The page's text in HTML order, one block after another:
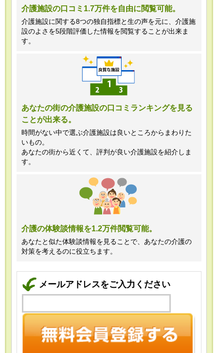
が、これによる個人情報の取得、利用は
行っておりません。
株式会社クリエイターズネクスト個人情
報保護管理者 窪田望
TEL:0120-21-7070
（受付時間 10時～19時 土日祝日除
く・営業のお電話はお断りいたします）
介護施設の口コミ1.7万件を自由に閲覧可能。
介護施設に関する8つの独自指標と生の声を元に、介護施
設のよさを5段階評価した情報を閲覧することが出来ま
す。
あなたの街の介護施設の口コミランキングを見る
ことが出来る。
時間がない中で選ぶ介護施設は良いところからまわりた
いもの。
あなたの街から近くて、評判が良い介護施設を紹介しま
す。
介護の体験談情報を1.2万件閲覧可能。
あなたと似た体験談情報を見ることで、あなたの介護の
対策を考えるのに役立ちます。
メールアドレスをご入力ください